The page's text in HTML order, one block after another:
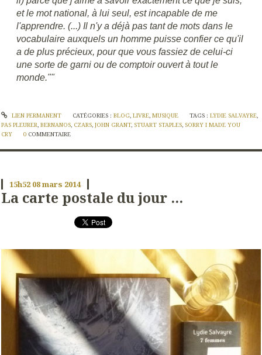
et le mot national, à lui seul, est incapable de me
l'apprendre. (...) Il n'y a déjà pas tant de mots dans le
vocabulaire auxquels un homme puisse confier ce qu'il
a de plus précieux, pour que vous fassiez de celui-ci
une sorte de garni ou de comptoir ouvert à tout le
monde.""
LIEN PERMANENT CATÉGORIES : BLOG, LIVRE, MUSIQUE TAGS :LYDIE SALVAYRE,
PAS PLEURER, BERNANOS, CZARS, JOHN GRANT, STUART STAPLES, SORRY I MADE YOU
CRY
0 COMMENTAIRE
15h52 08mars 2014
La carte postale du jour ...